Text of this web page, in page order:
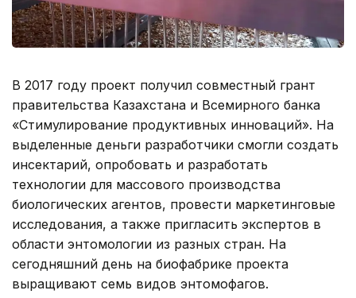
В 2017 году проект получил совместный грант
правительства Казахстана и Всемирного банка
«Стимулирование продуктивных инноваций». На
выделенные деньги разработчики смогли создать
инсектарий, опробовать и разработать
технологии для массового производства
биологических агентов, провести маркетинговые
исследования, а также пригласить экспертов в
области энтомологии из разных стран. На
сегодняшний день на биофабрике проекта
выращивают семь видов энтомофагов.